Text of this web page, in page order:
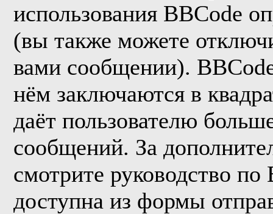
использования BBCode
(вы также можете
вами сообщении).
нём заключаются в
даёт пользователю
сообщений. За
смотрите руководство
доступна из формы